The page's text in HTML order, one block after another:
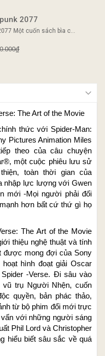
2077
Một cuốn sách bìa c...
The Art of the Movie
thức với Spider-Man:
Pictures Animation Miles
theo của câu chuyện
một cuộc phiêu lưu sử
toàn thời gian của
nhập lực lượng với Gwen
mới -Mọi người phải đối
hơn bất cứ thứ gì họ
The Art of the Movie
thiệu nghệ thuật và tính
được mong đợi của Sony
hoạt hình đoạt giải Oscar
-Verse. Đi sâu vào
trụ Người Nhện, cuốn
quyền, bản phác thảo,
từ bộ phim đổi mới trực
với những người sáng
Phil Lord và Christopher
hiểu biết sâu sắc về quá